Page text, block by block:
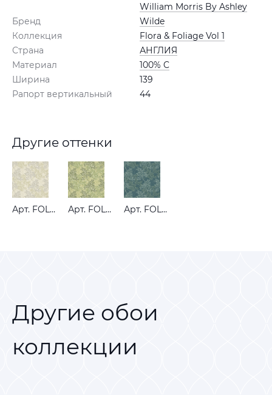
Бренд
William Morris By Ashley
Wilde
Коллекция
Flora & Foliage Vol 1
Страна
АНГЛИЯ
Материал
100% C
Ширина
139
Рапорт вертикальный
44
Другие оттенки
Арт. FOLIAGE BARLEY Арт. FOLIAGE FERN Арт. FOLIAGE INDIGO
Другие обои
коллекции